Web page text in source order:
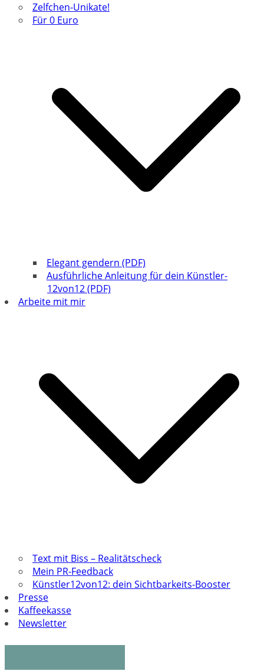
Zelfchen-Unikate!
Für 0 Euro
Elegant gendern (PDF)
Ausführliche Anleitung für dein Künstler-
12von12 (PDF)
Arbeite mit mir
Text mit Biss – Realitätscheck
Mein PR-Feedback
Künstler12von12: dein Sichtbarkeits-Booster
Presse
Kaffeekasse
Newsletter